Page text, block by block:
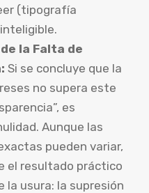
(tipografía
la Falta de
Si se concluye que la
no supera este
es
Aunque las
pueden variar,
el resultado práctico
la usura: la supresión